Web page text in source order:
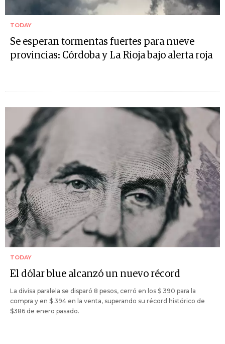
TODAY
Se esperan tormentas fuertes para nueve
provincias: Córdoba y La Rioja bajo alerta roja
TODAY
El dólar blue alcanzó un nuevo récord
La divisa paralela se disparó 8 pesos, cerró en los $ 390 para la
compra y en $ 394 en la venta, superando su récord histórico de
$386 de enero pasado.